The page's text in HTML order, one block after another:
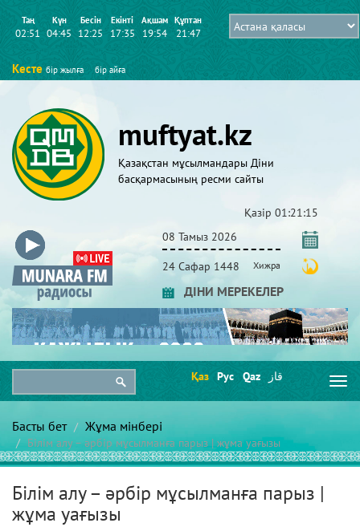
Таң
02:51
Күн
04:45
Бесін
12:25
Екінті
17:35
Ақшам
19:54
Құптан
21:47
Кесте бір жылға бір айға
muftyat.kz
Қазақстан мұсылмандары Діни
басқармасының ресми сайты
Қазір 01:21:16
08 Тамыз 2026
24 Сафар 1448 Хижра
ДІНИ МЕРЕКЕЛЕР
Қаз Рус Qaz قاز
Басты бет Жұма мінбері
Білім алу – әрбір мұсылманға парыз | жұма уағызы
Білім алу – әрбір мұсылманға парыз |
жұма уағызы